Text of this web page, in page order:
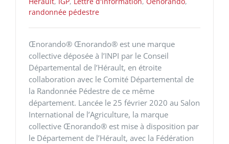
randonnée pédestre
Œnorando® Œnorando® est une marque
collective déposée à l’INPI par le Conseil
Départemental de l’Hérault, en étroite
collaboration avec le Comité Départemental de
la Randonnée Pédestre de ce même
département. Lancée le 25 février 2020 au Salon
International de l’Agriculture, la marque
collective Œnorando® est mise à disposition par
le Département de l’Hérault, avec la Fédération